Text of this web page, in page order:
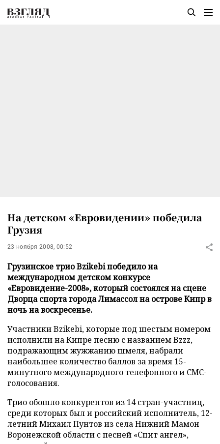
На детском «Евровидении» победила
Грузия
23 ноября 2008, 00:52
Грузинское трио Bzikebi победило на
международном детском конкурсе
«Евровидение-2008», который состоялся на сцене
Дворца спорта города Лимассол на острове Кипр в
ночь на воскресенье.
Участники Bzikebi, которые под шестым номером
исполнили на Кипре песню с названием Bzzz,
подражающим жужжанию шмеля, набрали
наибольшее количество баллов за время 15-
минутного международного телефонного и СМС-
голосования.
Трио обошло конкурентов из 14 стран-участниц,
среди которых был и российский исполнитель, 12-
летний Михаил Пунтов из села Нижний Мамон
Воронежской области с песней «Спит ангел»,